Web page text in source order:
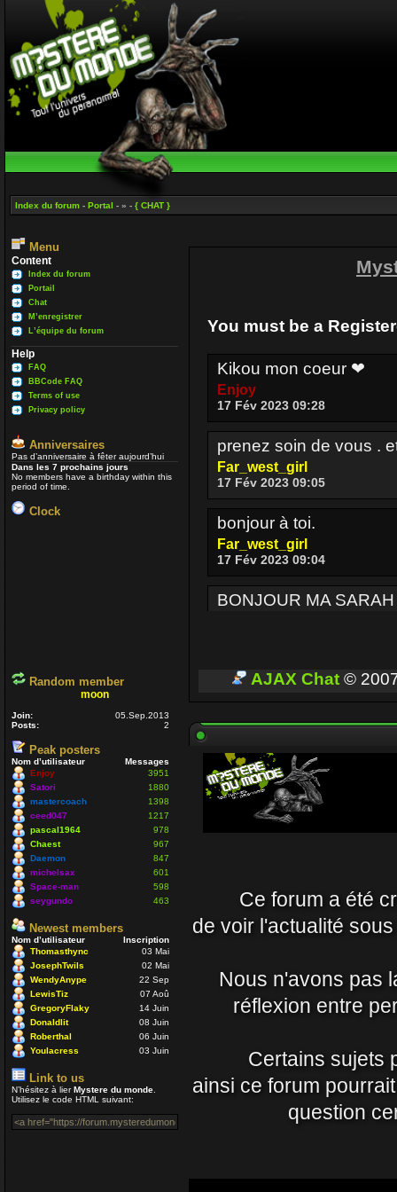
Index du forum - Portal - » - { CHAT }
Menu
Content
Index du forum
Portail
Chat
M’enregistrer
L’équipe du forum
Help
FAQ
BBCode FAQ
Terms of use
Privacy policy
Anniversaires
Pas d’anniversaire à fêter aujourd’hui
Dans les 7 prochains jours
No members have a birthday within this
period of time.
Clock
Random member
moon
Join:
05.Sep.2013
Posts:
2
Peak posters
Nom d’utilisateur
Messages
Enjoy
3951
Satori
1880
mastercoach
1398
ceed047
1217
pascal1964
978
Chaest
967
Daemon
847
michelsax
601
Space-man
598
seygundo
463
Newest members
Nom d’utilisateur
Inscription
Thomasthync
03 Mai
JosephTwils
02 Mai
WendyAnype
22 Sep
LewisTiz
07 Aoû
GregoryFlaky
14 Juin
Donaldlit
08 Juin
Roberthal
06 Juin
Youlacress
03 Juin
Link to us
N’hésitez à lierMystere du monde
Utilisez le code HTML suivant:
You must be a
Kikou mon coeur ❤
Enjoy
17 Fév 2023 09:28
prenez soin de vous .
Far_west_girl
17 Fév 2023 09:05
bonjour à toi.
Far_west_girl
17 Fév 2023 09:04
BONJOUR MA SARAH
BONJOUR A TOUT
Enjoy
Je passe parfois
Un
voir si ceux qui sont
Nounours
19 Avr 2021 09:33
vous prenez soin de
Daemon
15 Avr 2021 23:54
Un coucou en
Nounours
08 Nov 2020 18:08
ola à toutes et à tous
29 Juil 2020 10:30
Salut Venusia oui je
AJAX Chat ©
Ce forum a été
de voir l'actualité
Nous n'avons pas
réflexion entre
Certains sujets
ainsi ce forum
question